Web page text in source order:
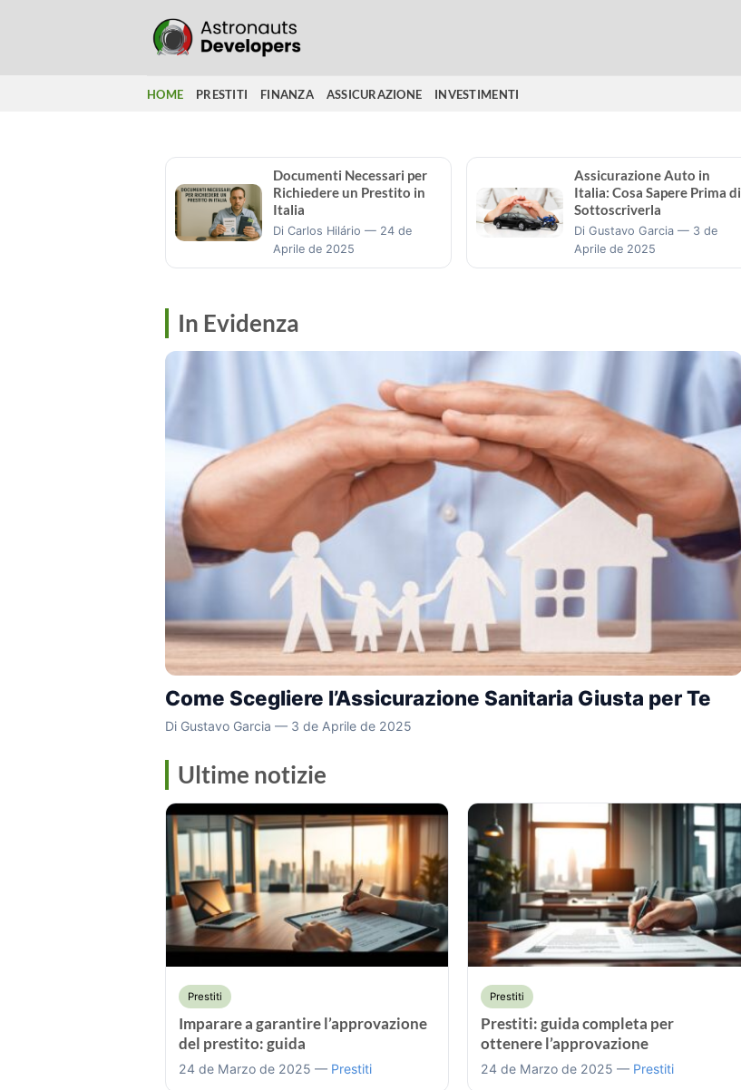
HOME PRESTITI FINANZA ASSICURAZIONE INVESTIMENTI
Documenti Necessari per
Richiedere un Prestito in
Italia
Di Carlos Hilário — 24 de
Aprile de 2025
Assicurazione Auto in
Italia: Cosa Sapere Prima di
Sottoscriverla
Di Gustavo Garcia — 3 de
Aprile de 2025
In Evidenza
Come Scegliere l’Assicurazione Sanitaria Giusta per Te
Di Gustavo Garcia — 3 de Aprile de 2025
Ultime notizie
Prestiti
Imparare a garantire l’approvazione
del prestito: guida
24 de Marzo de 2025 — Prestiti
Prestiti
Prestiti: guida completa per
ottenere l’approvazione
24 de Marzo de 2025 — Prestiti